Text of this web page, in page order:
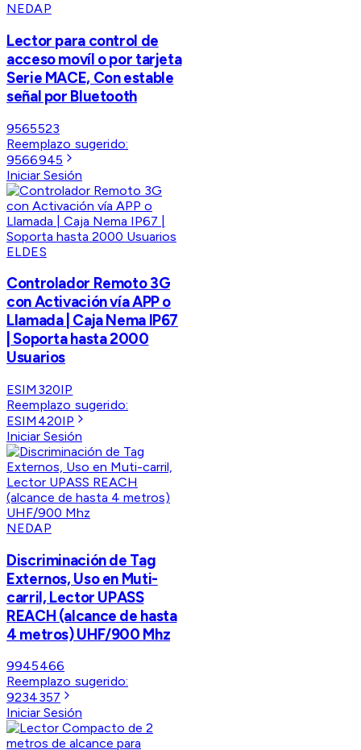
NEDAP
Lector para control de
acceso movíl o por tarjeta
Serie MACE, Con estable
señal por Bluetooth
9565523
Reemplazo sugerido:
9566945
Iniciar Sesión
ELDES
Controlador Remoto 3G
con Activación vía APP o
Llamada | Caja Nema IP67
| Soporta hasta 2000
Usuarios
ESIM320IP
Reemplazo sugerido:
ESIM420IP
Iniciar Sesión
NEDAP
Discriminación de Tag
Externos, Uso en Muti-
carril, Lector UPASS
REACH (alcance de hasta
4 metros) UHF/900 Mhz
9945466
Reemplazo sugerido:
9234357
Iniciar Sesión